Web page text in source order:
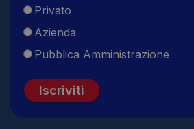
Privato
Azienda
Pubblica Amministrazione
Iscriviti